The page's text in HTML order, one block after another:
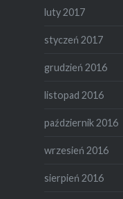
luty 2017
styczeń 2017
grudzień 2016
listopad 2016
październik 2016
wrzesień 2016
sierpień 2016